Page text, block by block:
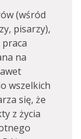
(wśród
pisarzy),
na
wszelkich
się, że
z życia